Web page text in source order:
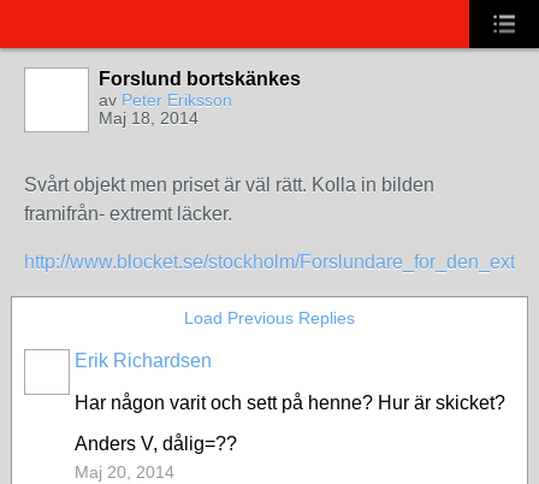
Forslund bortskänkes
av Peter Eriksson
Maj 18, 2014
Svårt objekt men priset är väl rätt. Kolla in bilden
framifrån- extremt läcker.
http://www.blocket.se/stockholm/
Load Previous Replies
Erik Richardsen
Har någon varit och sett på henne? Hur är skicket?
Anders V, dålig=??
Maj 20, 2014